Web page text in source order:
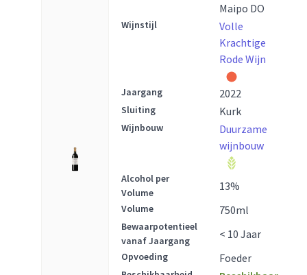
Maipo DO
Wijnstijl
Volle
Krachtige
Rode Wijn
Jaargang 2022
Sluiting Kurk
Wijnbouw
Duurzame
wijnbouw
Alcohol per
Volume
13%
Volume 750ml
Bewaarpotentieel
vanaf Jaargang
< 10 Jaar
Opvoeding Foeder